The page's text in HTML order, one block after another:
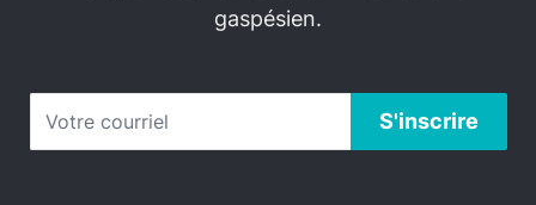
gaspésien.